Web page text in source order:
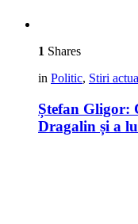
1 Shares
in Politic, Stiri
Ștefan Gligor:
Dragalin și a